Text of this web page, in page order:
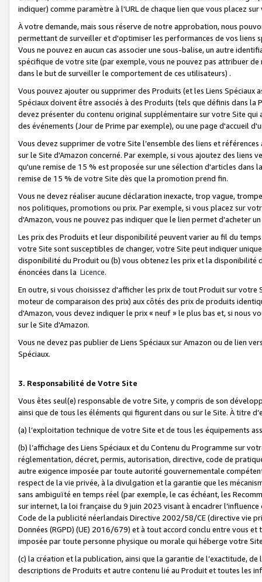
indiquer) comme paramètre à l'URL de chaque lien que vous placez
À votre demande, mais sous réserve de notre approbation, nous
permettant de surveiller et d'optimiser les performances de vos liens
Vous ne pouvez en aucun cas associer une sous-balise, un autre
spécifique de votre site (par exemple, vous ne pouvez pas attribuer
dans le but de surveiller le comportement de ces utilisateurs) .
Vous pouvez ajouter ou supprimer des Produits (et les Liens
Spéciaux doivent être associés à des Produits (tels que définis dans
devez présenter du contenu original supplémentaire sur votre Site qui
des événements (Jour de Prime par exemple), ou une page d'accueil
Vous devez supprimer de votre Site l’ensemble des liens et
sur le Site d'Amazon concerné. Par exemple, si vous ajoutez des
qu'une remise de 15 % est proposée sur une sélection d'articles
remise de 15 % de votre Site dès que la promotion prend fin.
Vous ne devez réaliser aucune déclaration inexacte, trop vague,
nos politiques, promotions ou prix. Par exemple, si vous placez sur
d'Amazon, vous ne pouvez pas indiquer que le lien permet d'acheter
Les prix des Produits et leur disponibilité peuvent varier au fil du
votre Site sont susceptibles de changer, votre Site peut indiquer
disponibilité du Produit ou (b) vous obtenez les prix et la disponibilité
énoncées dans la Licence.
En outre, si vous choisissez d'afficher les prix de tout Produit sur
moteur de comparaison des prix) aux côtés des prix de produits
d'Amazon, vous devez indiquer le prix « neuf » le plus bas et, si nous
sur le Site d'Amazon.
Vous ne devez pas publier de Liens Spéciaux sur Amazon ou de lien
Spéciaux.
3. Responsabilité de Votre Site
Vous êtes seul(e) responsable de votre Site, y compris de son
ainsi que de tous les éléments qui figurent dans ou sur le Site. À titre
(a) l’exploitation technique de votre Site et de tous les équipements
(b) l’affichage des Liens Spéciaux et du Contenu du Programme sur
réglementation, décret, permis, autorisation, directive, code de
autre exigence imposée par toute autorité gouvernementale
respect de la vie privée, à la divulgation et la garantie que les
sans ambiguïté en temps réel (par exemple, le cas échéant, les
sur internet, la loi française du 9 juin 2023 visant à encadrer
Code de la publicité néerlandais Directive 2002/58/CE (directive vie
Données (RGPD) (UE) 2016/679) et à tout accord conclu entre vous
imposée par toute personne physique ou morale qui héberge votre
(c) la création et la publication, ainsi que la garantie de l’exactitude,
descriptions de Produits et autre contenu lié au Produit et toutes les